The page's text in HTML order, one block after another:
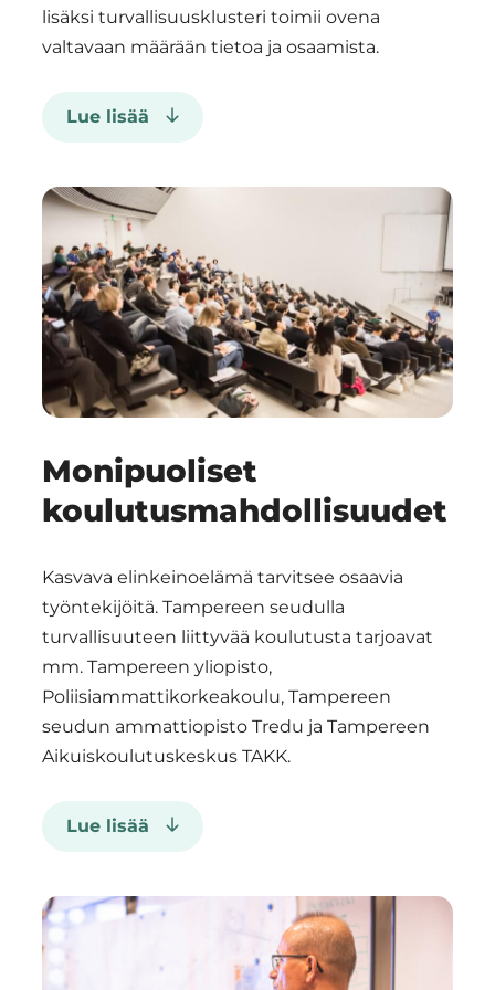
lisäksi turvallisuusklusteri toimii ovena
valtavaan määrään tietoa ja osaamista.
Lue lisää
Tampereen yliopisto
– monialaista
turvallisuuden
huippututkimusta
Tampereen yliopisto
yhdistää monialaista,
tieteellistä, turvallisuuteen
Tampereen yliopisto on mm.
teollisuuden turvallisuuden
ajankohtaisista kärkiteemoista
ovat mm. materiaalien
turvallisuus kiertotaloudessa,
moniteknisten ja
autonomisten järjestelmien
kulkuvälineet vedenalaisissa
search and rescue-tehtävissä,
knowledge security,
teknologian vaikutukset
Monipuoliset
koulutusmahdollisuudet
Kasvava elinkeinoelämä tarvitsee osaavia
työntekijöitä. Tampereen seudulla
turvallisuuteen liittyvää koulutusta tarjoavat
mm. Tampereen yliopisto,
Poliisiammattikorkeakoulu, Tampereen
seudun ammattiopisto Tredu ja Tampereen
Aikuiskoulutuskeskus TAKK.
Lue lisää
Polamk – poliisin
koulutuksen,
tutkimuksen ja